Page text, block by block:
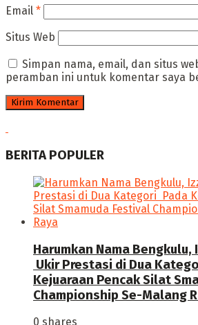
Email *
Situs Web
Simpan nama, email, dan situs
peramban ini untuk komentar saya
BERITA POPULER
Harumkan Nama
Ukir Prestasi di Dua
Kejuaraan Pencak Silat
Championship Se-Malang
0 shares